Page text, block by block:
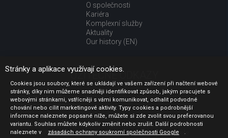
O společnosti
Kariéra
Komplexní služby
Aktuality
Our history (EN)
UŽITEČNÉ ODKAZY
Jak nakupovat
Obchodní podmínky
GDPR - ochrana osobních údajů
Profil zadavatele
Sdělení před uzavřením kupní smlouvy pro spotřebitele
Stránky a aplikace využívají cookies.
Cookies jsou soubory, které se ukládají ve vašem zařízení při načtení webové
stránky, díky nim můžeme snadněji identifikovat způsob, jakým pracujete s
webovými stránkami, vstřícněji s vámi komunikovat, odhalit podvodné
chování nebo cílit marketingové aktivity. Typy cookies a podrobnější
informace naleznete popsané níže, můžete si zde zvolit svou preferovanou
variantu. Souhlas můžete kdykoliv změnit nebo zrušit. Další podrobnosti
naleznete v
zásadách ochrany soukromí společnosti Google .